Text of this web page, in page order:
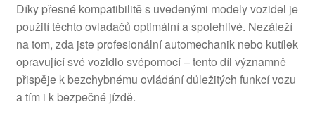
Díky přesné kompatibilitě s uvedenými modely vozidel je
použití těchto ovladačů optimální a spolehlivé. Nezáleží
na tom, zda jste profesionální automechanik nebo kutílek
opravující své vozidlo svépomocí – tento díl významně
přispěje k bezchybnému ovládání důležitých funkcí vozu
a tím i k bezpečné jízdě.